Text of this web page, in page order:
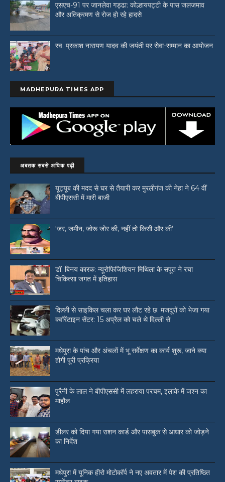
एसएच-91 पर जानलेवा गड्ढा: कोल्हायपट्टी के पास जलजमाव
और अतिक्रमण से रोज हो रहे हादसे
स्व. प्रकाश नारायण यादव की जयंती पर सेवा-सम्मान का आयोजन
MADHEPURA TIMES APP
अबतक सबसे अधिक पढ़ी
यूट्यूब की मदद से घर से तैयारी कर मुरलीगंज की नेहा ने 64 वीं
बीपीएससी में मारी बाजी
‘जर, जमीन, जोरू जोर की, नहीं तो किसी और की’
डॉ. बिनय कारक: न्यूरोफिजिशियन मिथिला के सपूत ने रचा
चिकित्सा जगत में इतिहास
दिल्ली से साइकिल चला कर घर लौट रहे छ: मजदूरों को भेजा गया
क्वॉरेंटाइन सेंटर: 15 अप्रैल को चले थे दिल्ली से
मधेपुरा के पांच और अंचलों में भू सर्वेक्षण का कार्य शुरू, जाने क्या
होगी पूरी प्रक्रिया
पुरैनी के लाल ने बीपीएससी में लहराया परचम, इलाके में जश्न का
माहौल
डीलर को दिया गया राशन कार्ड और पासबुक से आधार को जोड़ने
का निर्देश
मधेपुरा में यूनिक हीरो मोटोकॉर्प ने नए अवतार में पेश की प्रतिष्ठित